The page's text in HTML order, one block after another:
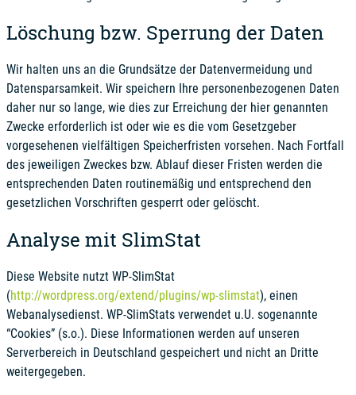
Löschung bzw. Sperrung der Daten
Wir halten uns an die Grundsätze der Datenvermeidung und
Datensparsamkeit. Wir speichern Ihre personenbezogenen Daten
daher nur so lange, wie dies zur Erreichung der hier genannten
Zwecke erforderlich ist oder wie es die vom Gesetzgeber
vorgesehenen vielfältigen Speicherfristen vorsehen. Nach Fortfall
des jeweiligen Zweckes bzw. Ablauf dieser Fristen werden die
entsprechenden Daten routinemäßig und entsprechend den
gesetzlichen Vorschriften gesperrt oder gelöscht.
Analyse mit SlimStat
Diese Website nutzt WP-SlimStat
(http://wordpress.org/extend/plugins/wp-slimstat), einen
Webanalysedienst. WP-SlimStats verwendet u.U. sogenannte
“Cookies” (s.o.). Diese Informationen werden auf unseren
Serverbereich in Deutschland gespeichert und nicht an Dritte
weitergegeben.